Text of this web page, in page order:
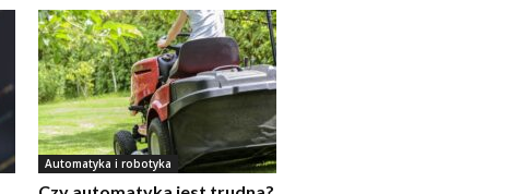
Automatyka i robotyka